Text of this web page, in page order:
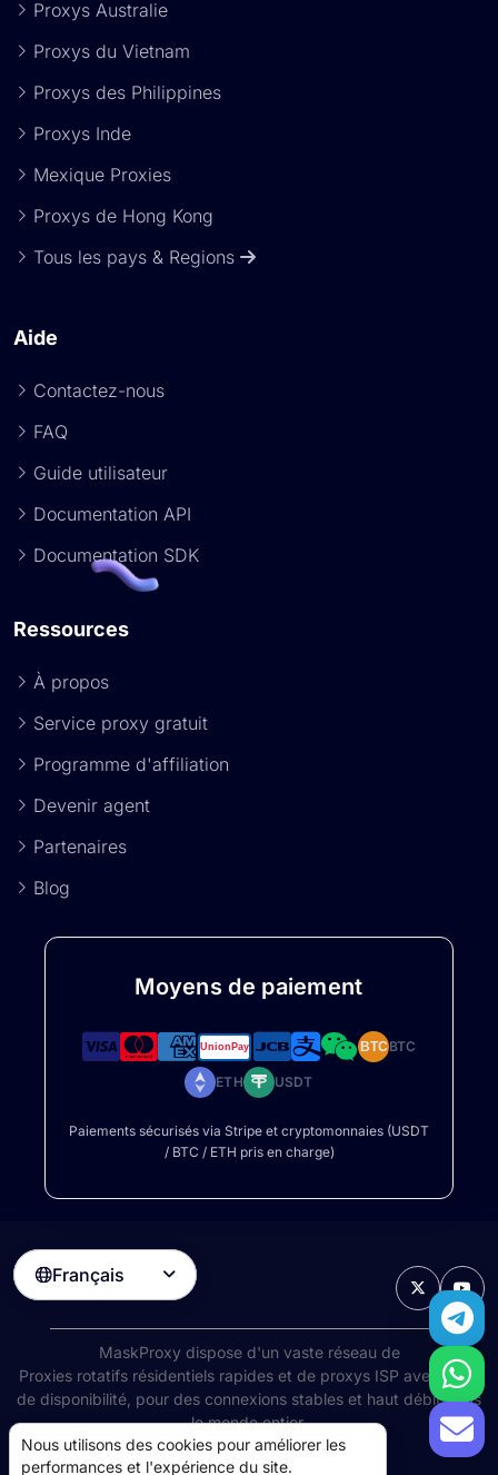
Proxys Australie
Proxys du Vietnam
Proxys des Philippines
Proxys Inde
Mexique Proxies
Proxys de Hong Kong
Tous les pays & Regions
Aide
Contactez-nous
FAQ
Guide utilisateur
Documentation API
Documentation SDK
Ressources
À propos
Service proxy gratuit
Programme d'affiliation
Devenir agent
Partenaires
Blog
Moyens de paiement
BTCBTC
ETH USDT
Paiements sécurisés via Stripe et cryptomonnaies (USDT
/ BTC / ETH pris en charge)
Français 
MaskProxy dispose d'un vaste réseau de
Proxies rotatifs résidentiels rapides et de proxys ISP avec 99%
de disponibilité, pour des connexions stables et haut débit dans
le monde entier.
©2026AIWAY LIMITED. Tous droits réservés.
Nous utilisons des cookies pour améliorer les
performances et l'expérience du site.